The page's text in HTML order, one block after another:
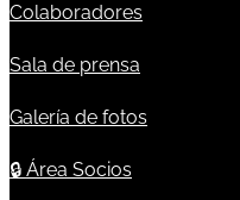
Colaboradores
Sala de prensa
Galería de fotos
🔒 Área Socios